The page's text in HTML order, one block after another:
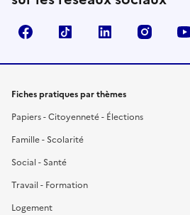
FacebookTikTok LinkedIn
Fiches pratiques par thèmes
Papiers - Citoyenneté - Élections
Famille - Scolarité
Social - Santé
Travail - Formation
Logement